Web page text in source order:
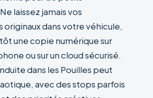
laissez jamais vos
originaux dans votre véhicule,
une copie numérique sur
ou sur un cloud sécurisé.
dans les Pouilles peut
avec des stops parfois